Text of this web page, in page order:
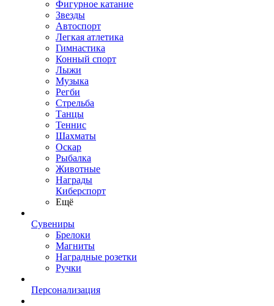
Фигурное катание
Звезды
Автоспорт
Легкая атлетика
Гимнастика
Конный спорт
Лыжи
Музыка
Регби
Стрельба
Танцы
Теннис
Шахматы
Оскар
Рыбалка
Животные
Награды
Киберспорт
Ещё
Сувениры
Брелоки
Магниты
Наградные розетки
Ручки
Персонализация